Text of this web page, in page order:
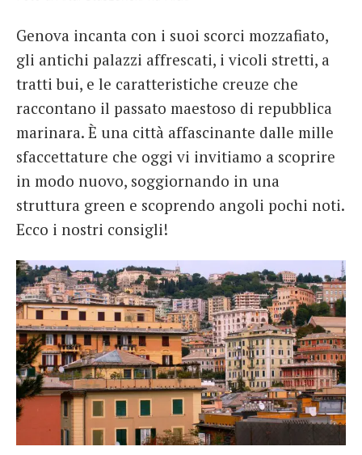
Genova incanta con i suoi scorci mozzafiato,
gli antichi palazzi affrescati, i vicoli stretti, a
tratti bui, e le caratteristiche creuze che
raccontano il passato maestoso di repubblica
marinara. È una città affascinante dalle mille
sfaccettature che oggi vi invitiamo a scoprire
in modo nuovo, soggiornando in una
struttura green e scoprendo angoli pochi noti.
Ecco i nostri consigli!